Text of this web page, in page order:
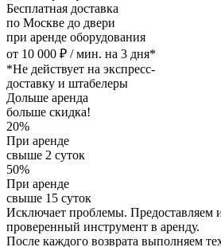
Бесплатная доставка
по Москве до двери
при аренде оборудования
от 10 000 ₽ / мин. на 3 дня*
*Не действует на экспресс-
доставку и штабелеры
Дольше аренда
больше скидка!
20%
При аренде
свыше 2 суток
50%
При аренде
свыше 15 суток
Исключает проблемы. Предоставляем
проверенный инструмент в аренду.
После каждого возврата выполняем